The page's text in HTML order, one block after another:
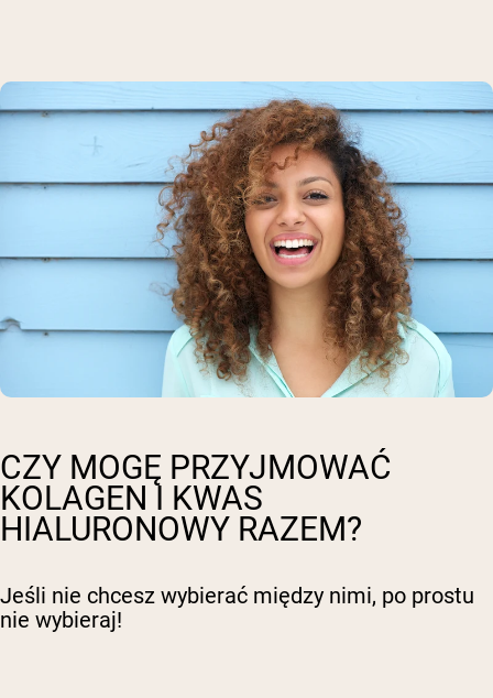
CZY MOGĘ PRZYJMOWAĆ
KOLAGEN I KWAS
HIALURONOWY RAZEM?
Jeśli nie chcesz wybierać między nimi, po prostu
nie wybieraj!